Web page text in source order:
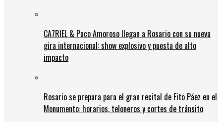
CA7RIEL & Paco Amoroso llegan a Rosario con su nueva
gira internacional: show explosivo y puesta de alto
impacto
Rosario se prepara para el gran recital de Fito Páez en el
Monumento: horarios, teloneros y cortes de tránsito